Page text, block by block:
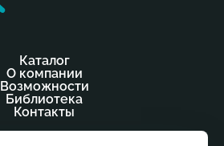
Каталог
О компании
Возможности
Библиотека
Контакты